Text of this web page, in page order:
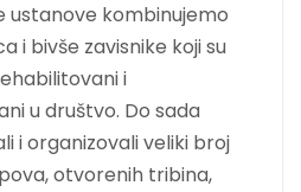
ustanove kombinujemo
i bivše zavisnike koji su
i
u društvo. Do sada
i organizovali veliki broj
otvorenih tribina,